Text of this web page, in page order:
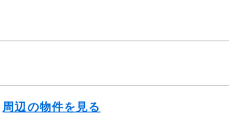
周辺の物件を見る